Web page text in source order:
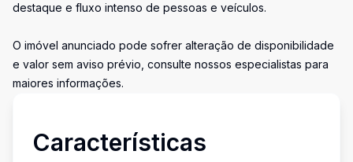
destaque e fluxo intenso de pessoas e veículos.
O imóvel anunciado pode sofrer alteração de disponibilidade
e valor sem aviso prévio, consulte nossos especialistas para
maiores informações.
Características